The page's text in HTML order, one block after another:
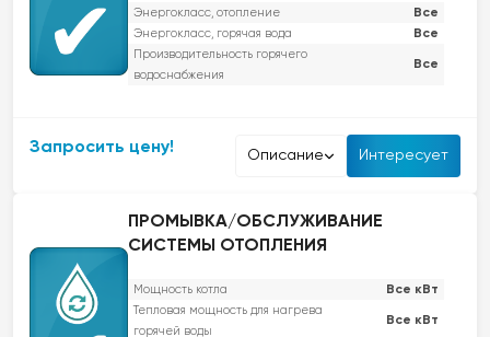
Энергокласс, отопление Все
Энергокласс, горячая вода Все
Производительность горячего
водоснабжения
Все
Предоставляем качественные, сертифицированные и
официальные услуги с реальными гарантиями на выполненную
На протяжении многих лет нашему опыту доверяют тысячи
частных, юридических и муниципальных органов. Работаем с
сертификатами, общение легко и быстро. Качество работы наших
мастеров строго контролируется и всегда стараемся сделать
больше, чем требуется – даем дополнительные консультации по
Запросить цену! Описание Интересует
ПРОМЫВКА/ОБСЛУЖИВАНИЕ
СИСТЕМЫ ОТОПЛЕНИЯ
Мощность котла Все кВт
Тепловая мощность для нагрева
горячей воды
Все кВт